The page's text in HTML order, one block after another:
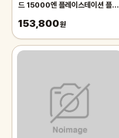
드 15000엔 플레이스테이션 플스
153,800원